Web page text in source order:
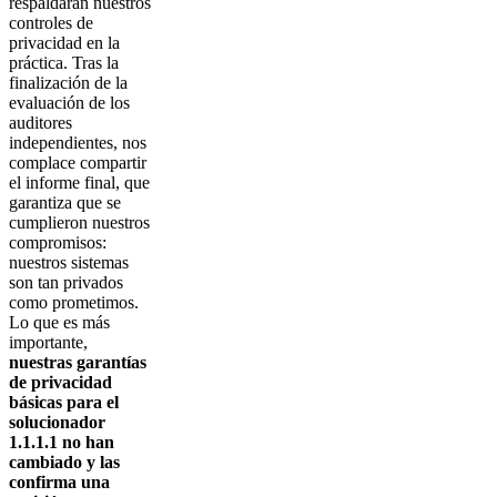
controles de
privacidad en la
práctica. Tras la
finalización de la
evaluación de los
auditores
independientes, nos
complace compartir
el informe final, que
garantiza que se
cumplieron nuestros
compromisos:
nuestros sistemas
son tan privados
como prometimos.
Lo que es más
importante,
nuestras garantías
de privacidad
básicas para el
solucionador
1.1.1.1 no han
cambiado y las
confirma una